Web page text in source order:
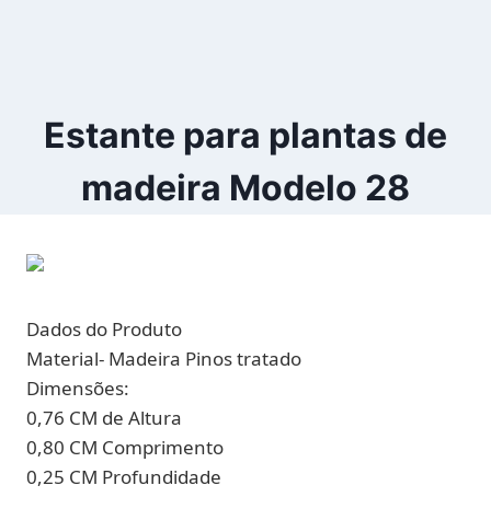
Estante para plantas de
madeira Modelo 28
Dados do Produto
Material- Madeira Pinos tratado
Dimensões:
0,76 CM de Altura
0,80 CM Comprimento
0,25 CM Profundidade